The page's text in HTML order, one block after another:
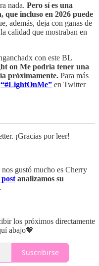
nada. Pero sí es una
que incluso en 2026 puede
además, deja con ganas de
calidad que mostraban en
con este BL
on Me podría tener una
próximamente. Para más
“#LightOnMe” en Twitter
¡Gracias por leer!
nos gustó mucho es Cherry
post analizamos su
los próximos directamente
abajo💖
Suscribirse